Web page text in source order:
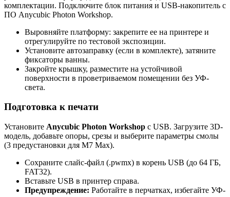
комплектации. Подключите блок питания и USB-накопитель с
ПО Anycubic Photon Workshop.
Выровняйте платформу: закрепите ее на принтере и
отрегулируйте по тестовой экспозиции.
Установите автозаправку (если в комплекте), затяните
фиксаторы ванны.
Закройте крышку, разместите на устойчивой
поверхности в проветриваемом помещении без УФ-
света.
Подготовка к печати
Установите Anycubic Photon Workshop с USB. Загрузите 3D-
модель, добавьте опоры, срезы и выберите параметры смолы
(3 предустановки для M7 Max).
Сохраните слайс-файл (.pwmx) в корень USB (до 64 ГБ,
FAT32).
Вставьте USB в принтер справа.
Предупреждение: Работайте в перчатках, избегайте УФ-